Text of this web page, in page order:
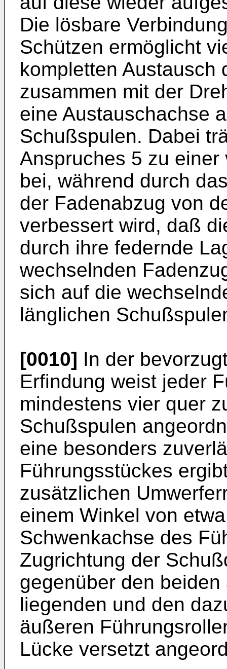
Die lösbare
Schützen ermöglicht
kompletten Austausch
zusammen mit der
eine Austauschachse
Schußspulen. Dabei
Anspruches 5 zu
bei, während durch
der Fadenabzug von
verbessert wird, daß
durch ihre federnde
wechselnden
sich auf die
länglichen
[0010] In der
Erfindung weist jeder
mindestens vier quer
Schußspulen
eine besonders
Führungsstückes
zusätzlichen
einem Winkel von
Schwenkachse des
Zugrichtung der
gegenüber den
liegenden und den
äußeren
Lücke versetzt